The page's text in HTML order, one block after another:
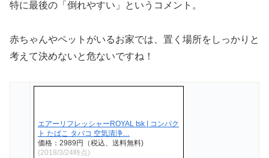
特に最後の「倒れやすい」というコメント。
赤ちゃんやペットがいるお家では、置く場所をしっかりと
考えて決めないと危ないですね！
エアーリフレッシャーROYAL tsk | コンパク
ト たばこ タバコ 空気清浄…
価格：2989円（税込、送料無料)
(2018/3/24時点)